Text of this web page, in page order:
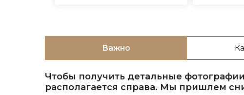
Важно
Чтобы получить детальные
располагается справа. Мы пришлем